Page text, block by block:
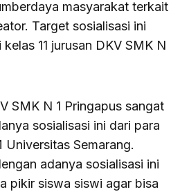
masyarakat terkait
Target sosialisasi ini
11 jurusan DKV SMK N
SMK N 1 Pringapus sangat
sosialisasi ini dari para
Universitas Semarang.
adanya sosialisasi ini
pikir siswa siswi agar bisa